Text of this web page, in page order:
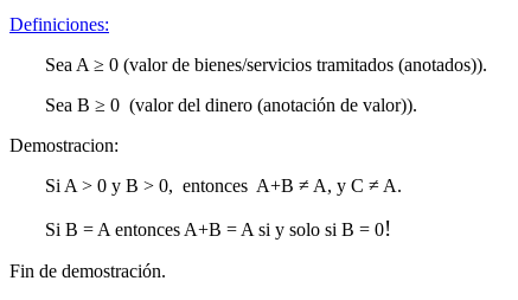
Definiciones:
Sea A ≥ 0 (valor de bienes/servicios tramitados (anotados)).
Sea B ≥ 0 (valor del dinero (anotación de valor)).
Demostracion:
Si A > 0 y B > 0, entonces A+B ≠ A, y C ≠ A.
Si B = A entonces A+B = A si y solo si B = 0!
Fin de demostración.